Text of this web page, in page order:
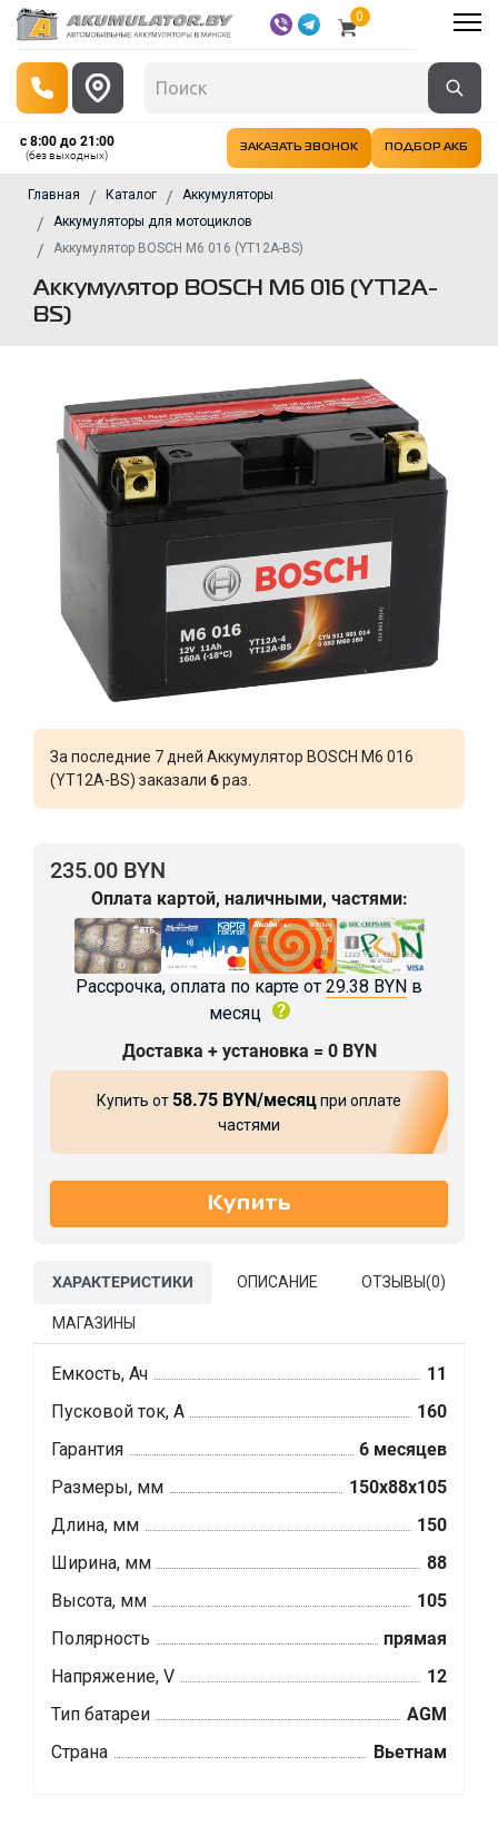
0
с 8:00 до 21:00
(без выходных)
ЗАКАЗАТЬ ЗВОНОК ПОДБОР АКБ
Главная Каталог
Аккумуляторы
Аккумуляторы для мотоциклов
Аккумулятор BOSCH M6 016 (YT12A-BS)
Аккумулятор BOSCH M6 016 (YT12A-
BS)
За последние 7 дней Аккумулятор BOSCH M6 016
(YT12A-BS) заказали 6раз.
235.00 BYN
Оплата картой, наличными, частями:
Рассрочка, оплата по карте от 29.38 BYN в
месяц
Доставка + установка = 0 BYN
Купить от 58.75 BYN/месяцпри оплате
частями
ХАРАКТЕРИСТИКИ ОПИСАНИЕ ОТЗЫВЫ(0)
МАГАЗИНЫ
Емкость, Ач
11
Пусковой ток, А
160
Гарантия
6 месяцев
Размеры, мм
150x88x105
Длина, мм
150
Ширина, мм
88
Высота, мм
105
Полярность
прямая
Напряжение, V
12
Тип батареи
AGM
Страна
Вьетнам